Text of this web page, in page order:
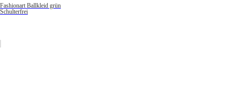
Fashionart Ballkleid grün
Schulterfrei